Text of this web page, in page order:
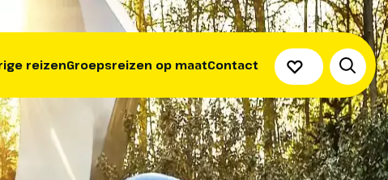
reizenGroepsreizen op maatContact